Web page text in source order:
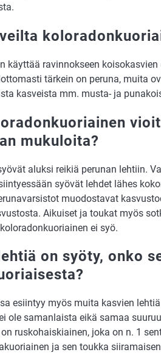
käyttää ravinnokseen
tärkein on peruna, muita
kasveista mm. musta- ja
mukuloita?
aluksi reikiä perunan lehtiin.
syövät lehdet lähes
muodostavat
Aikuiset ja toukat myös
ei syö.
on syöty, onko
esiintyy myös muita kasvien
ole samanlaista eikä samaa
ruskohaiskiainen, joka on n. 1
ja sen toukka